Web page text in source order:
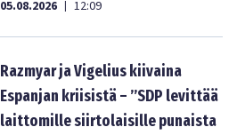
05.08.2026 | 12:09
Razmyar ja Vigelius kiivaina
Espanjan kriisistä – ”SDP levittää
laittomille siirtolaisille punaista